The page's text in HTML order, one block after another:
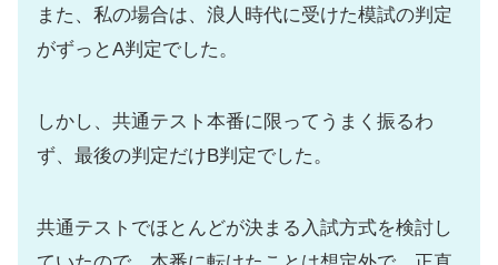
また、私の場合は、浪人時代に受けた模試の判定
がずっとA判定でした。
しかし、共通テスト本番に限ってうまく振るわ
ず、最後の判定だけB判定でした。
共通テストでほとんどが決まる入試方式を検討し